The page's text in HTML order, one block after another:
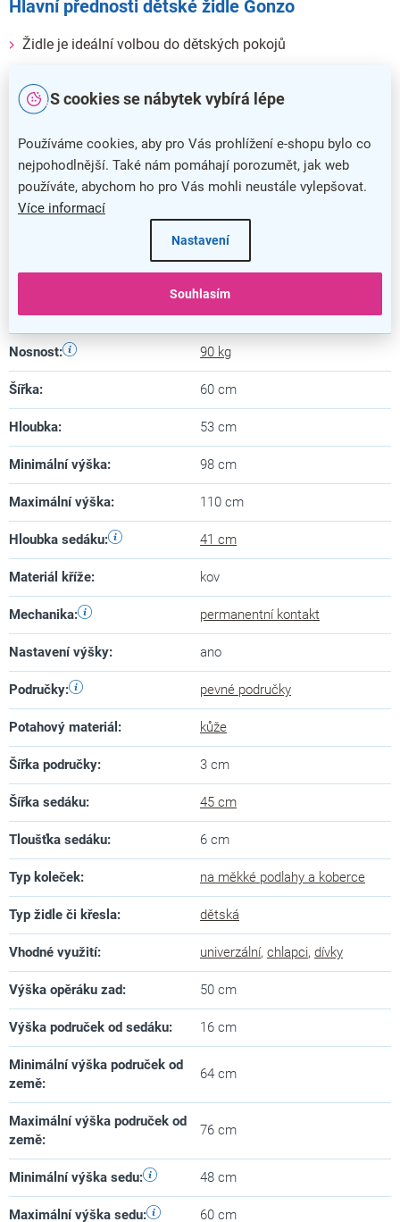
S cookies se nábytek vybírá lépe
Používáme cookies, aby pro Vás prohlížení e-shopu bylo co
nejpohodlnější. Také nám pomáhají porozumět, jak web
používáte, abychom ho pro Vás mohli neustále vylepšovat.
Více informací
Nastavení
Souhlasím
Hlavní přednosti dětské židle Gonzo
Židle je ideální volbou do dětských pokojů
Dětská židle Gonzo je čalouněna eko kůží
Nosný kříž disponuje nosností až 90 kg
Doplňkové parametry
Dětské židle
Barva: fialová
Záruka: 5 let
Nosnost: 90 kg
Šířka: 60 cm
Hloubka: 53 cm
Minimální výška: 98 cm
Maximální výška: 110 cm
Hloubka sedáku: 41 cm
Materiál kříže: kov
Mechanika: permanentní kontakt
Nastavení výšky: ano
Područky: pevné područky
Potahový materiál : kůže
Šířka područky: 3 cm
Šířka sedáku: 45 cm
Tloušťka sedáku: 6 cm
Typ koleček: na měkké podlahy a koberce
Typ židle či křesla: dětská
Vhodné využití: univerzální, chlapci, dívky
Výška opěráku zad: 50 cm
Výška područek od sedáku: 16 cm
Minimální výška područek od
země:
64 cm
Maximální výška područek od
země:
76 cm
Minimální výška sedu: 48 cm
Maximální výška sedu: 60 cm